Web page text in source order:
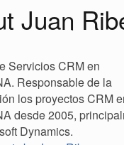
Juan
Servicios CRM en
Responsable de la
los proyectos CRM
desde 2005,
Dynamics.